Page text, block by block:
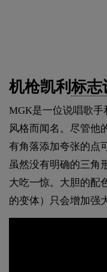
机枪凯利标志
MGK是一位说唱歌
风格而闻名。尽管他
有角落添加夸张的点
虽然没有明确的三角
大吃一惊。大胆的配
的变体）只会增加强